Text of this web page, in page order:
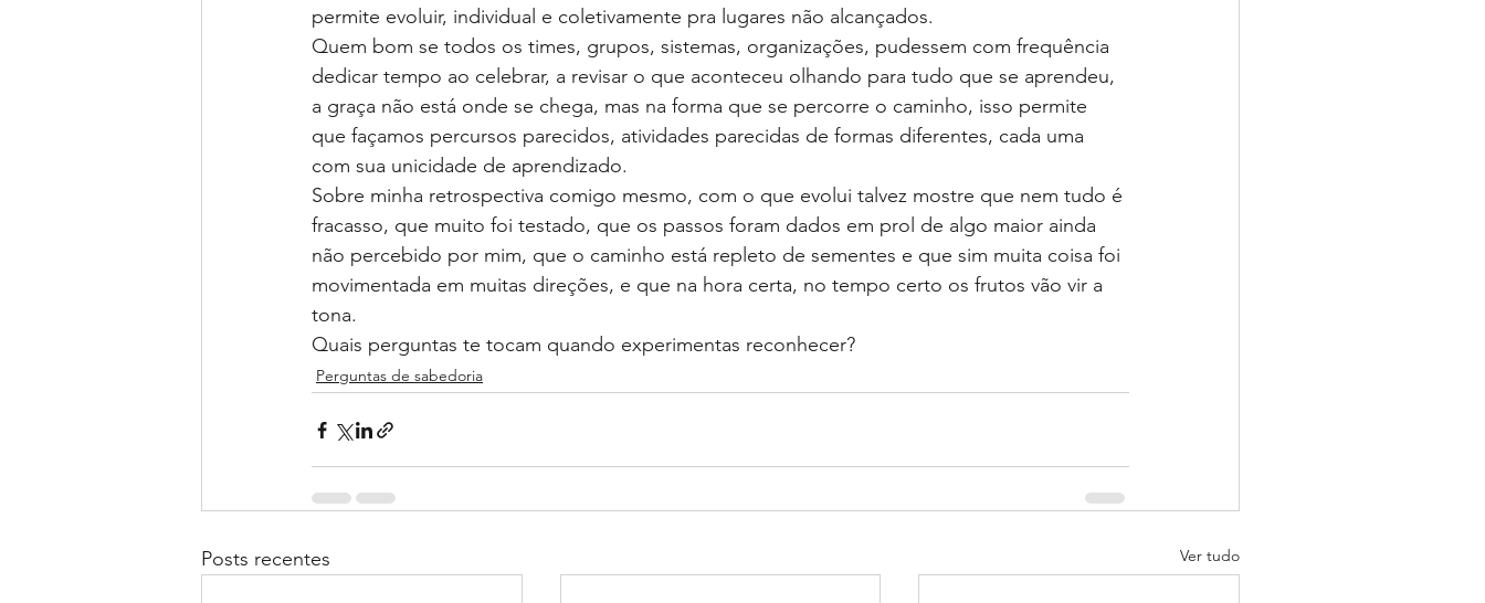
permite evoluir, individual e coletivamente pra lugares não alcançados.
Quem bom se todos os times, grupos, sistemas, organizações, pudessem com frequência
dedicar tempo ao celebrar, a revisar o que aconteceu olhando para tudo que se aprendeu,
a graça não está onde se chega, mas na forma que se percorre o caminho, isso permite
que façamos percursos parecidos, atividades parecidas de formas diferentes, cada uma
com sua unicidade de aprendizado.
Sobre minha retrospectiva comigo mesmo, com o que evolui talvez mostre que nem tudo é
fracasso, que muito foi testado, que os passos foram dados em prol de algo maior ainda
não percebido por mim, que o caminho está repleto de sementes e que sim muita coisa foi
movimentada em muitas direções, e que na hora certa, no tempo certo os frutos vão vir a
tona.
Quais perguntas te tocam quando experimentas reconhecer?
Perguntas de sabedoria
Posts recentes Ver tudo